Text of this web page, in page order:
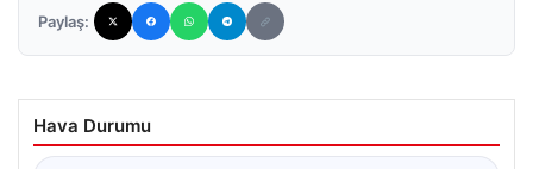
Paylaş:
Hava Durumu